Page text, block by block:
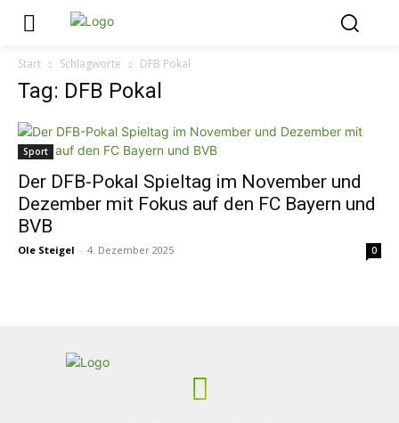
Start Schlagworte DFB Pokal
Tag: DFB Pokal
Sport
Der DFB-Pokal Spieltag im November und
Dezember mit Fokus auf den FC Bayern und
BVB
Ole Steigel - 4. Dezember 2025 0